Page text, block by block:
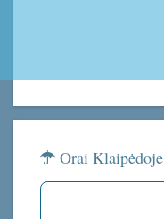
Orai Klaipėdoje